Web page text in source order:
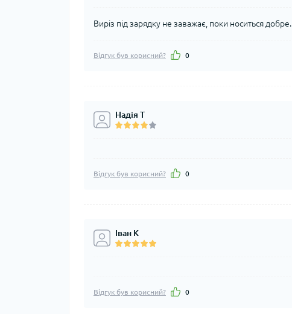
Виріз під зарядку не заважає, поки носиться добре.
Відгук був корисний? 0
Надія Т
Відгук був корисний? 0
Іван К
Відгук був корисний? 0